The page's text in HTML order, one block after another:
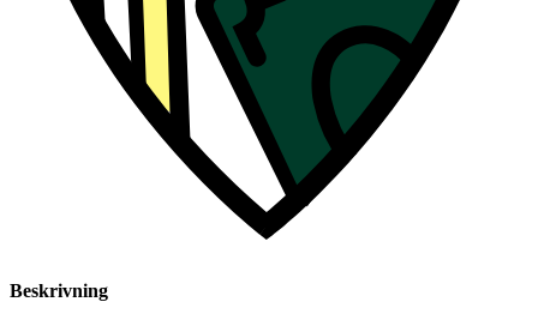
Beskrivning